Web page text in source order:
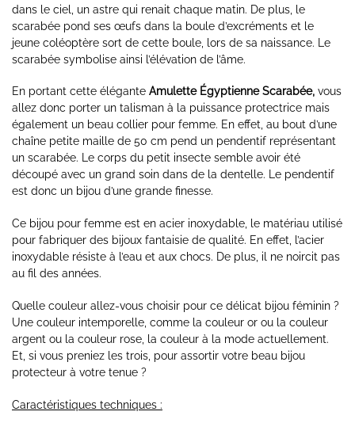
dans le ciel, un astre qui renait chaque matin. De plus, le
scarabée pond ses œufs dans la boule d’excréments et le
jeune coléoptère sort de cette boule, lors de sa naissance. Le
scarabée symbolise ainsi l’élévation de l’âme.
En portant cette élégante Amulette Égyptienne Scarabée, vous
allez donc porter un talisman à la puissance protectrice mais
également un beau collier pour femme. En effet, au bout d’une
chaîne petite maille de 50 cm pend un pendentif représentant
un scarabée. Le corps du petit insecte semble avoir été
découpé avec un grand soin dans de la dentelle. Le pendentif
est donc un bijou d’une grande finesse.
Ce bijou pour femme est en acier inoxydable, le matériau utilisé
pour fabriquer des bijoux fantaisie de qualité. En effet, l’acier
inoxydable résiste à l’eau et aux chocs. De plus, il ne noircit pas
au fil des années.
Quelle couleur allez-vous choisir pour ce délicat bijou féminin ?
Une couleur intemporelle, comme la couleur or ou la couleur
argent ou la couleur rose, la couleur à la mode actuellement.
Et, si vous preniez les trois, pour assortir votre beau bijou
protecteur à votre tenue ?
Caractéristiques techniques :